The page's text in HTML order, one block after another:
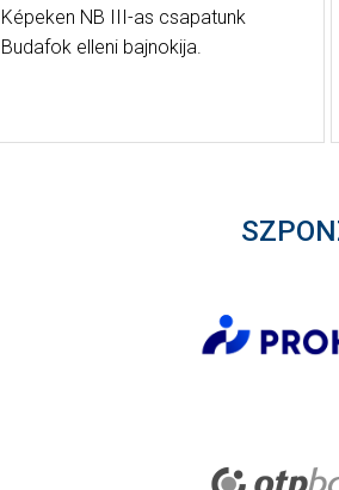
Képeken NB III-as csapatunk
Budafok elleni bajnokija.